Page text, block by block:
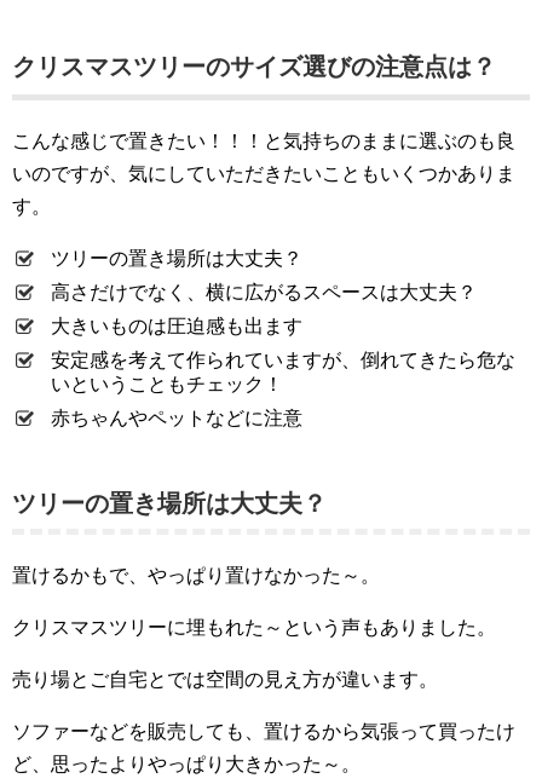
クリスマスツリーのサイズ選びの注意点は？
こんな感じで置きたい！！！と気持ちのままに選ぶのも良
いのですが、気にしていただきたいこともいくつかありま
す。
ツリーの置き場所は大丈夫？
高さだけでなく、横に広がるスペースは大丈夫？
大きいものは圧迫感も出ます
安定感を考えて作られていますが、倒れてきたら危な
いということもチェック！
赤ちゃんやペットなどに注意
ツリーの置き場所は大丈夫？
置けるかもで、やっぱり置けなかった～。
クリスマスツリーに埋もれた～という声もありました。
売り場とご自宅とでは空間の見え方が違います。
ソファーなどを販売しても、置けるから気張って買ったけ
ど、思ったよりやっぱり大きかった～。